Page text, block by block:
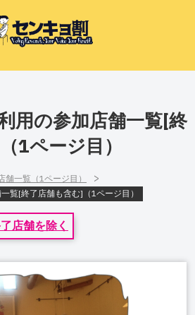
用の参加店舗一覧[終
1ページ目）
舗一覧（1ページ目） >
覧[終了店舗も含む]（1ページ目）
店舗を除く